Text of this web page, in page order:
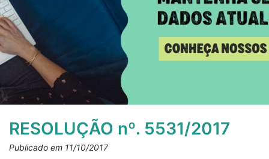
RESOLUÇÃO nº. 5531/2017
Publicado em 11/10/2017